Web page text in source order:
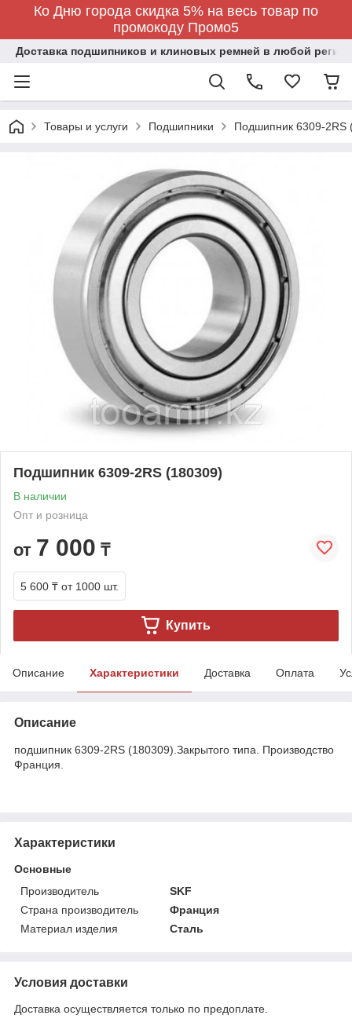
Ко Дню города скидка 5% на весь товар по
промокоду Промо5
Доставка подшипников и клиновых ремней в любой регион
Товары и услуги Подшипники Подшипник 6309-2RS
Подшипник 6309-2RS (180309)
В наличии
Опт и розница
от 7 000 ₸
5 600 ₸ от 1000 шт.
Купить
Описание Характеристики Доставка Оплата
Описание
подшипник 6309-2RS (180309).Закрытого типа. Производство
Франция.
Характеристики
Основные
Производитель
SKF
Страна производитель
Франция
Материал изделия
Сталь
Условия доставки
Доставка осуществляется только по предоплате.